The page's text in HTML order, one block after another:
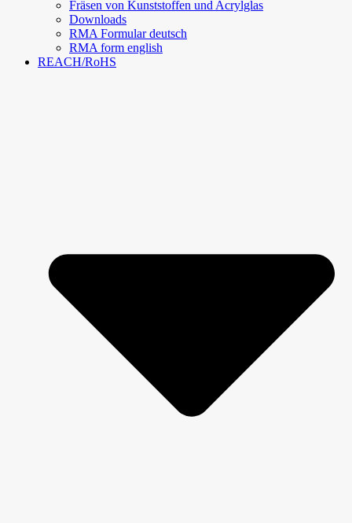
Fräsen von Kunststoffen und Acrylglas
Downloads
RMA Formular deutsch
RMA form english
REACH/RoHS